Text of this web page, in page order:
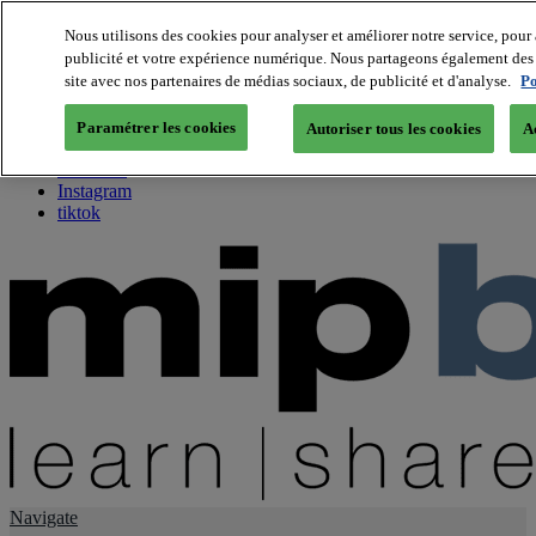
About us
Twitter
Facebook
Youtube
Instagram
tiktok
Navigate
Nous utilisons des cookies pour analyser et améliorer notre service,
publicité et votre expérience numérique. Nous partageons également
site avec nos partenaires de médias sociaux, de publicité et d'analyse.
Paramétrer les cookies Autoriser tous les cookies